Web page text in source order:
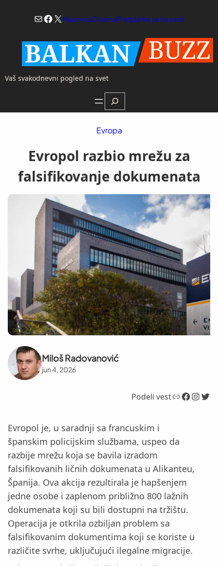
Mail
Facebook
X NaslovnaO namaPretplatite se na vesti
Vaš svakodnevni pogled na svet
Search
Evropa
Evropol razbio mrežu za
falsifikovanje dokumenata
Miloš Radovanović
jun 4, 2026
Podeli vestLink Facebook InstagramTwitter
Evropol je, u saradnji sa francuskim i
španskim policijskim službama, uspeo da
razbije mrežu koja se bavila izradom
falsifikovanih ličnih dokumenata u Alikanteu,
Španija. Ova akcija rezultirala je hapšenjem
jedne osobe i zaplenom približno 800 lažnih
dokumenata koji su bili dostupni na tržištu.
Operacija je otkrila ozbiljan problem sa
falsifikovanim dokumentima koji se koriste u
različite svrhe, uključujući ilegalne migracije.